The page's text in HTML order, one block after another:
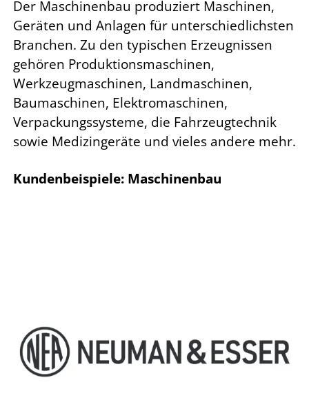
Der Maschinenbau produziert Maschinen,
Geräten und Anlagen für unterschiedlichsten
Branchen. Zu den typischen Erzeugnissen
gehören Produktionsmaschinen,
Werkzeugmaschinen, Landmaschinen,
Baumaschinen, Elektromaschinen,
Verpackungssysteme, die Fahrzeugtechnik
sowie Medizingeräte und vieles andere mehr.
Kundenbeispiele: Maschinenbau